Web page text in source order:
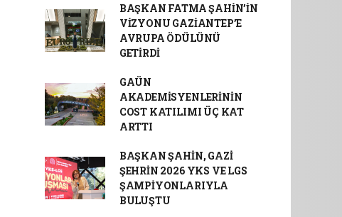
BAŞKAN FATMA ŞAHİN’İN
VİZYONU GAZİANTEP’E
AVRUPA ÖDÜLÜNÜ
GETİRDİ
GAÜN
AKADEMİSYENLERİNİN
COST KATILIMI ÜÇ KAT
ARTTI
BAŞKAN ŞAHİN, GAZİ
ŞEHRİN 2026 YKS VE LGS
ŞAMPİYONLARIYLA
BULUŞTU